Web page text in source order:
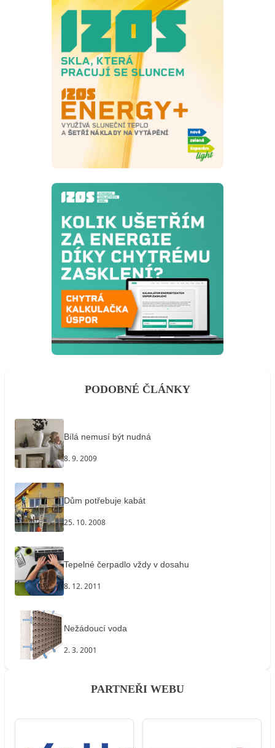
PODOBNÉ ČLÁNKY
Bílá nemusí být nudná
8. 9. 2009
Dům potřebuje kabát
25. 10. 2008
Tepelné čerpadlo vždy v dosahu
8. 12. 2011
Nežádoucí voda
2. 3. 2001
PARTNEŘI WEBU